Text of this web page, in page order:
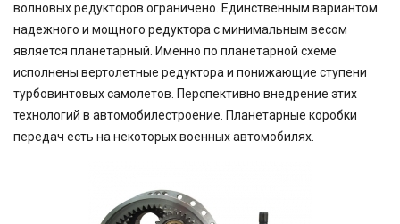
волновых редукторов ограничено. Единственным вариантом
надежного и мощного редуктора с минимальным весом
является планетарный. Именно по планетарной схеме
исполнены вертолетные редуктора и понижающие ступени
турбовинтовых самолетов. Перспективно внедрение этих
технологий в автомобилестроение. Планетарные коробки
передач есть на некоторых военных автомобилях.